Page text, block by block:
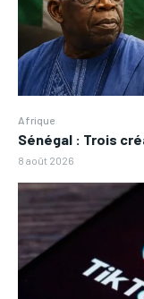
Afrique
Sénégal : Trois
8 août 2026